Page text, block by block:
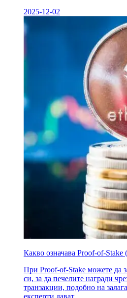
2025-12-02
Какво означава Proof-of-Stake
При Proof-of-Stake можете да
си, за да печелите награди
транзакции, подобно на